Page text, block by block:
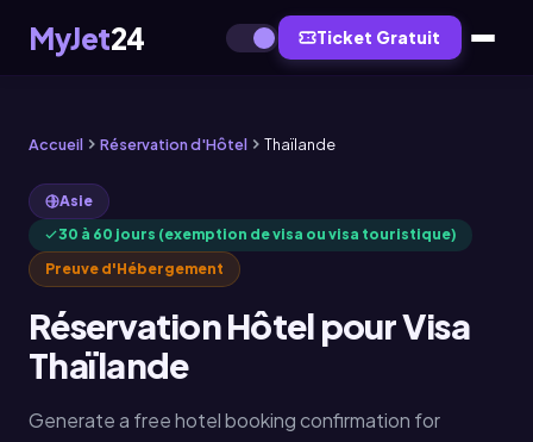
MyJet24 Ticket Gratuit
Accueil Réservation d'Hôtel Thaïlande
Asie
30 à 60 jours (exemption de visa ou visa touristique)
Preuve d'Hébergement
Réservation Hôtel pour Visa
Thaïlande
Generate a free hotel booking confirmation for